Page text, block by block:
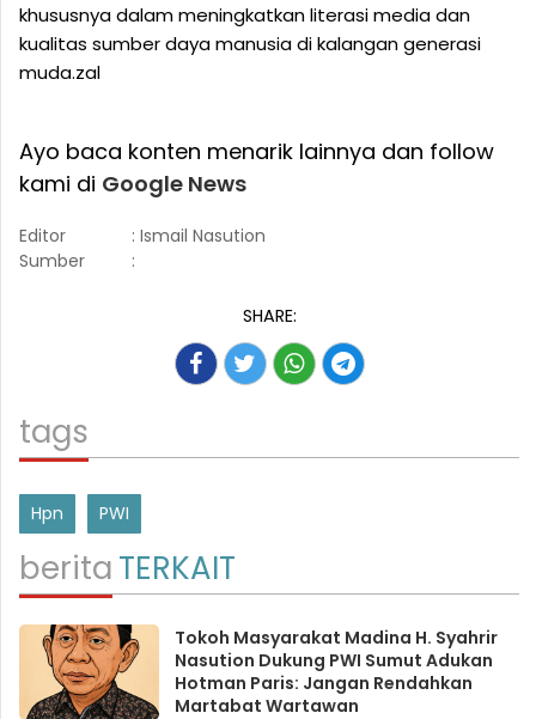
khususnya dalam meningkatkan literasi media dan
kualitas sumber daya manusia di kalangan generasi
muda.zal
Ayo baca konten menarik lainnya dan follow
kami di Google News
Editor
: Ismail Nasution
Sumber
:
SHARE:
tags
Hpn PWI
beritaTERKAIT
Tokoh Masyarakat Madina H. Syahrir
Nasution Dukung PWI Sumut Adukan
Hotman Paris: Jangan Rendahkan
Martabat Wartawan